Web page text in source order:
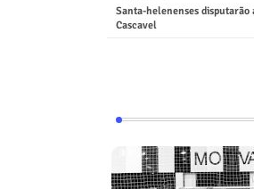
Santa-helenenses disputarão
Cascavel